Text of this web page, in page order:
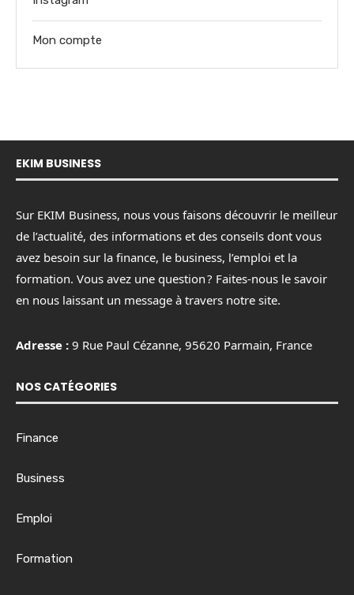
Mon compte
EKIM BUSINESS
Sur EKIM Business, nous vous faisons découvrir le meilleur
de l’actualité, des informations et des conseils dont vous
avez besoin sur la finance, le business, l’emploi et la
formation. Vous avez une question ? Faites-nous le savoir
en nous laissant un message à travers notre site.
Adresse : 9 Rue Paul Cézanne, 95620 Parmain, France
NOS CATÉGORIES
Finance
Business
Emploi
Formation